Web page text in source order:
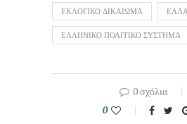
ΕΚΛΟΓΙΚΟ ΔΙΚΑΙΩΜΑ
ΕΛΛΗΝΙΚΟ ΠΟΛΙΤΙΚΟ ΣΥΣΤΗΜΑ
0 σχόλια
0